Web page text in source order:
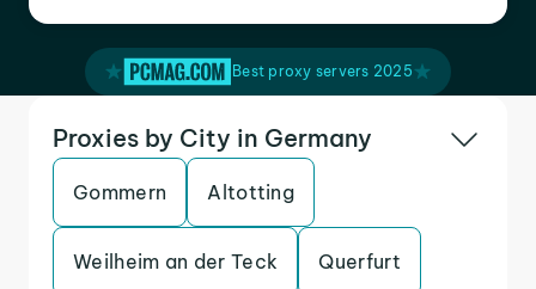
Best proxy servers 2025
Proxies by City in Germany
Gommern Altotting
Weilheim an der Teck Querfurt